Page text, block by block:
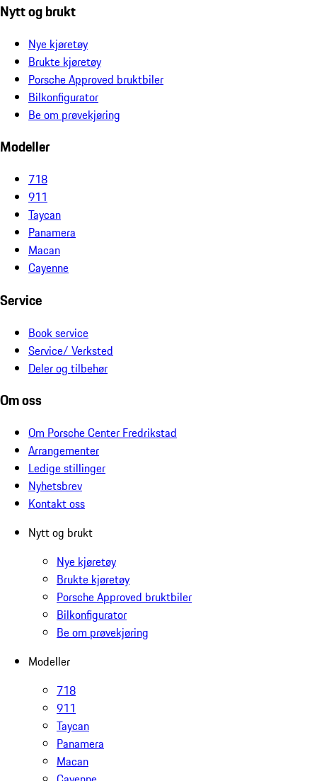
Nytt og brukt
Nye kjøretøy
Brukte kjøretøy
Porsche Approved bruktbiler
Bilkonfigurator
Be om prøvekjøring
Modeller
718
911
Taycan
Panamera
Macan
Cayenne
Service
Book service
Service/ Verksted
Deler og tilbehør
Om oss
Om Porsche Center Fredrikstad
Arrangementer
Ledige stillinger
Nyhetsbrev
Kontakt oss
Nytt og brukt
Nye kjøretøy
Brukte kjøretøy
Porsche Approved bruktbiler
Bilkonfigurator
Be om prøvekjøring
Modeller
718
911
Taycan
Panamera
Macan